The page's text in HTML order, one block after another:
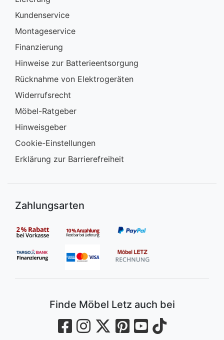
Kundenservice
Montageservice
Finanzierung
Hinweise zur Batterieentsorgung
Rücknahme von Elektrogeräten
Widerrufsrecht
Möbel-Ratgeber
Hinweisgeber
Cookie-Einstellungen
Erklärung zur Barrierefreiheit
Zahlungsarten
Finde Möbel Letz auch bei